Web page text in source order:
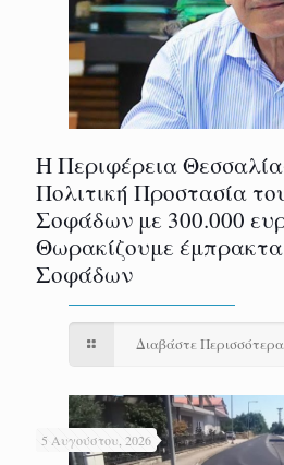
Η Περιφέρεια
Πολιτική Προστασία
Σοφάδων με 300.000
Θωρακίζουμε
Σοφάδων
Διαβάστε Περισσότερα
5 Αυγούστου, 2026